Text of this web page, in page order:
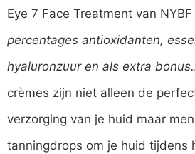
Eye 7 Face Treatment van
percentages antioxidanten,
hyaluronzuur en als extra
crèmes zijn niet alleen de
verzorging van je huid maar
tanningdrops om je huid tijdens